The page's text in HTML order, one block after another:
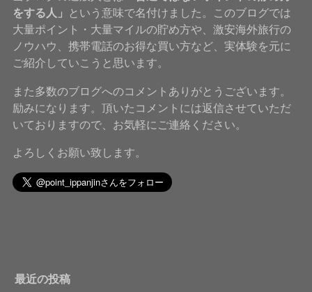
をする人」
という意味で名付けました。このブログでは
大量ポイント・大量マイルの貯め方や、激安海外旅行の
ノウハウ、携帯電話のお得な買い方など、実体験を元に
ご紹介していこうと思います。
また多数のブログへのコメントありがとうございます。
励みになります。頂いたコメントには返信させていただ
いておりますので、お気軽にご連絡ください。
よろしくお願い致します。
最近の投稿